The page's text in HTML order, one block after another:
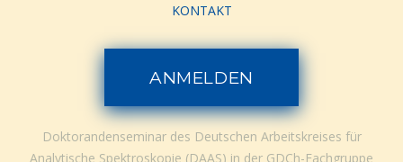
KONTAKT
ANMELDEN
Doktorandenseminar des Deutschen Arbeitskreises für
Analytische Spektroskopie (DAAS) in der GDCh-Fachgruppe